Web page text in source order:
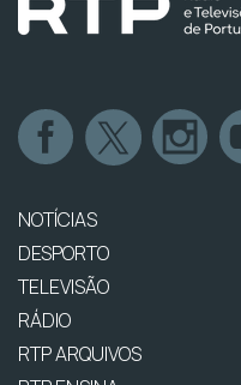
NOTÍCIAS
DESPORTO
TELEVISÃO
RÁDIO
RTP ARQUIVOS